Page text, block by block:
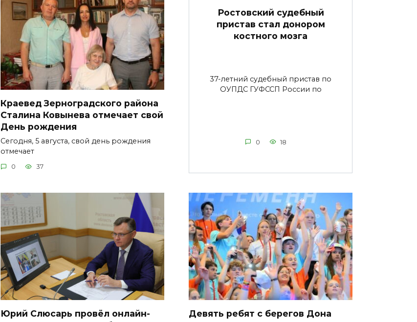
Краевед Зерноградского района
Сталина Ковынева отмечает свой
День рождения
Сегодня, 5 августа, свой день рождения
отмечает
0 37
Ростовский судебный
пристав стал донором
костного мозга
37-летний судебный пристав по
ОУПДС ГУФССП России по
0 18
Юрий Слюсарь провёл онлайн-
Девять ребят с берегов Дона